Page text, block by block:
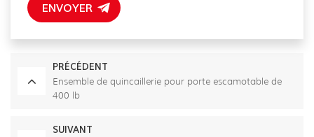
ENVOYER
PRÉCÉDENT
Ensemble de quincaillerie pour porte escamotable de
400 lb
SUIVANT